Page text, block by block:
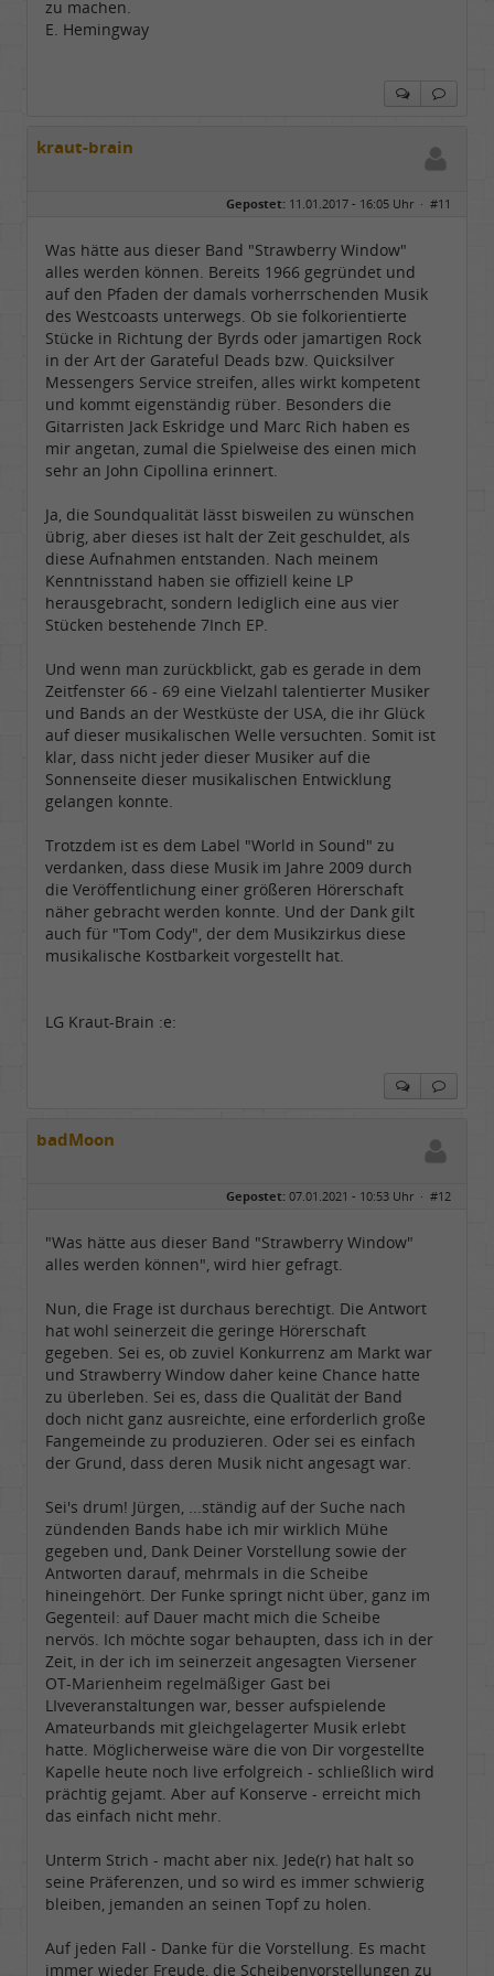
zu machen.
E. Hemingway
kraut-brain
Gepostet: 11.01.2017 - 16:05 Uhr · #11
Was hätte aus dieser Band "Strawberry Window"
alles werden können. Bereits 1966 gegründet und
auf den Pfaden der damals vorherrschenden Musik
des Westcoasts unterwegs. Ob sie folkorientierte
Stücke in Richtung der Byrds oder jamartigen Rock
in der Art der Garateful Deads bzw. Quicksilver
Messengers Service streifen, alles wirkt kompetent
und kommt eigenständig rüber. Besonders die
Gitarristen Jack Eskridge und Marc Rich haben es
mir angetan, zumal die Spielweise des einen mich
sehr an John Cipollina erinnert.
Ja, die Soundqualität lässt bisweilen zu wünschen
übrig, aber dieses ist halt der Zeit geschuldet, als
diese Aufnahmen entstanden. Nach meinem
Kenntnisstand haben sie offiziell keine LP
herausgebracht, sondern lediglich eine aus vier
Stücken bestehende 7Inch EP.
Und wenn man zurückblickt, gab es gerade in dem
Zeitfenster 66 - 69 eine Vielzahl talentierter Musiker
und Bands an der Westküste der USA, die ihr Glück
auf dieser musikalischen Welle versuchten. Somit ist
klar, dass nicht jeder dieser Musiker auf die
Sonnenseite dieser musikalischen Entwicklung
gelangen konnte.
Trotzdem ist es dem Label "World in Sound" zu
verdanken, dass diese Musik im Jahre 2009 durch
die Veröffentlichung einer größeren Hörerschaft
näher gebracht werden konnte. Und der Dank gilt
auch für "Tom Cody", der dem Musikzirkus diese
musikalische Kostbarkeit vorgestellt hat.
LG Kraut-Brain :e:
badMoon
Gepostet: 07.01.2021 - 10:53 Uhr · #12
"Was hätte aus dieser Band "Strawberry Window"
alles werden können", wird hier gefragt.
Nun, die Frage ist durchaus berechtigt. Die Antwort
hat wohl seinerzeit die geringe Hörerschaft
gegeben. Sei es, ob zuviel Konkurrenz am Markt war
und Strawberry Window daher keine Chance hatte
zu überleben. Sei es, dass die Qualität der Band
doch nicht ganz ausreichte, eine erforderlich große
Fangemeinde zu produzieren. Oder sei es einfach
der Grund, dass deren Musik nicht angesagt war.
Sei's drum! Jürgen, ...ständig auf der Suche nach
zündenden Bands habe ich mir wirklich Mühe
gegeben und, Dank Deiner Vorstellung sowie der
Antworten darauf, mehrmals in die Scheibe
hineingehört. Der Funke springt nicht über, ganz im
Gegenteil: auf Dauer macht mich die Scheibe
nervös. Ich möchte sogar behaupten, dass ich in der
Zeit, in der ich im seinerzeit angesagten Viersener
OT-Marienheim regelmäßiger Gast bei
LIveveranstaltungen war, besser aufspielende
Amateurbands mit gleichgelagerter Musik erlebt
hatte. Möglicherweise wäre die von Dir vorgestellte
Kapelle heute noch live erfolgreich - schließlich wird
prächtig gejamt. Aber auf Konserve - erreicht mich
das einfach nicht mehr.
Unterm Strich - macht aber nix. Jede(r) hat halt so
seine Präferenzen, und so wird es immer schwierig
bleiben, jemanden an seinen Topf zu holen.
Auf jeden Fall - Danke für die Vorstellung. Es macht
immer wieder Freude, die Scheibenvorstellungen zu